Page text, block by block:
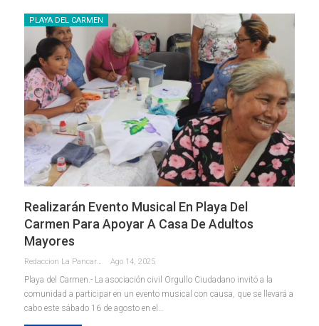
PLAYA DEL CARMEN
Realizarán Evento Musical En Playa Del
Carmen Para Apoyar A Casa De Adultos
Mayores
Redaccion La Pancarta De Quintana Roo Ago 14, 2025
Playa del Carmen.- La asociación civil Orgullo Ciudadano invitó a la
comunidad a participar en un evento musical con causa, que se llevará a
cabo este sábado 16 de agosto en el …